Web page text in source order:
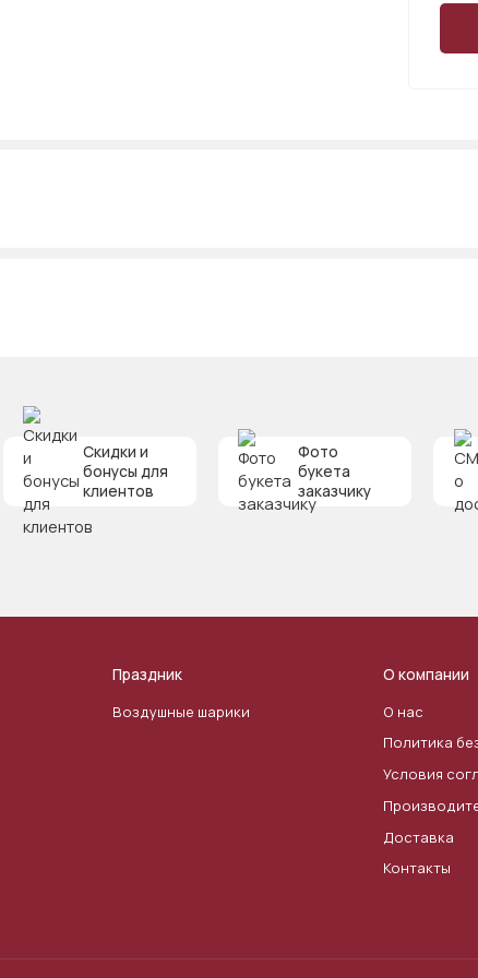
Скидки и
бонусы для
клиентов
Фото
букета
заказчику
Праздник
Воздушные шарики
О компании
О нас
Политика
Условия
Доставка
Контакты